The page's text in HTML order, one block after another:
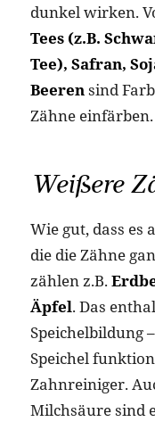
dunkel wirken.
Tees (z.B.
Tee), Safran,
Beerensind
Zähne einfärben.
Weißere
Wie gut, dass es
die die Zähne
zählen z.B.
Äpfel. Das
Speichelbildung
Speichel
Zahnreiniger.
Milchsäure sind